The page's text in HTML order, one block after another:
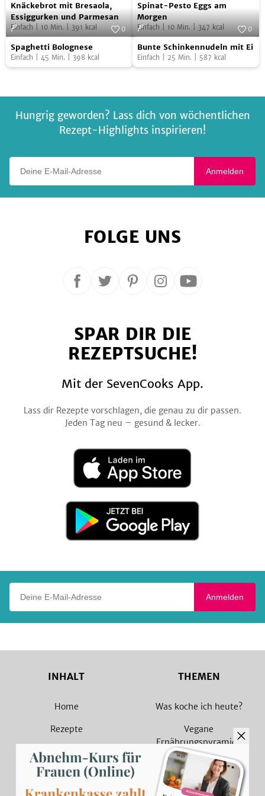
Pesto
mit
Bresaola,
Essiggurken
und
Knäckebrot mit Bresaola,
Essiggurken und Parmesan
Einfach 10 Min. 391 kcal
Pesto
Eggs
am
Morgen
Spinat-Pesto Eggs am
Morgen
Einfach 10 Min. 347 kcal
Spaghetti
Bolognese
0
Spaghetti Bolognese
Einfach 45 Min. 398 kcal
Bunte
Schinkennudeln
mit
Foto: SevenCooks
0
Bunte Schinkennudeln mit Ei
Einfach 25 Min. 587 kcal
Hungrig geworden? Lass dich von wöchentlichen
Rezept-Highlights inspirieren!
Anmelden
FOLGE UNS
Folge
Facebook
Folge
Twitter
Folge
Pinterest
Folge
Instagram
Folge
YouTube
SPAR DIR DIE
REZEPTSUCHE!
Mit der SevenCooks App.
Lass dir Rezepte vorschlagen, die genau zu dir passen.
Jeden Tag neu – gesund & lecker.
Laden
im
App
Jetzt
Google
Anmelden
INHALT
Home
Rezepte
Magazin
Sammlungen
THEMEN
Was koche ich heute?
Vegane
Ernährungspyramide
Vegane Rezepte
Vegetarische Rezepte